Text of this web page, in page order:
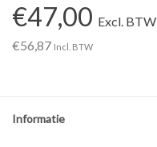
€47,00 Excl. BTW
€56,87 Incl. BTW
Informatie